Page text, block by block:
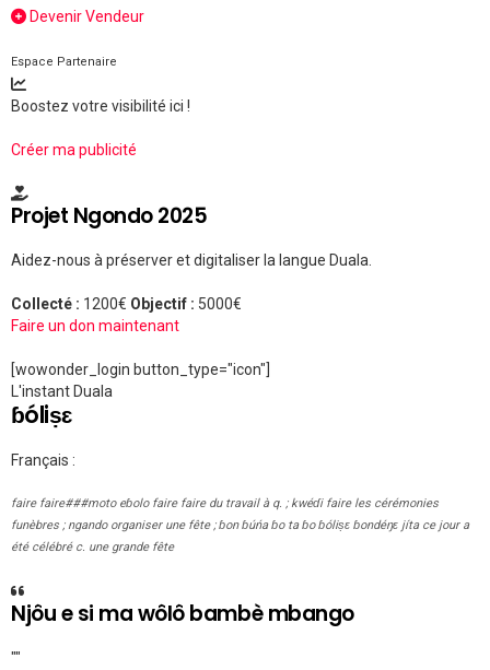
Devenir Vendeur
Espace Partenaire
Boostez votre visibilité ici !
Créer ma publicité
Projet Ngondo 2025
Aidez-nous à préserver et digitaliser la langue Duala.
Collecté : 1200€ Objectif : 5000€
Faire un don maintenant
[wowonder_login button_type="icon"]
L'instant Duala
ɓóliṣɛ
Français :
faire faire###moto eɓolo faire faire du travail à q. ; kwéɗi faire les cérémonies
funèbres ; ngando organiser une fête ; ɓon ɓúńa ɓo ta ɓo ɓóliṣɛ ɓondéŋɛ jíta ce jour a
été célébré c. une grande fête
Njôu e si ma wôlô bambè mbango
""